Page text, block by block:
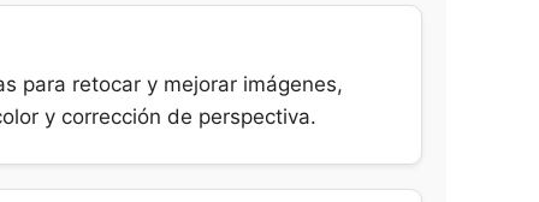
para retocar y mejorar imágenes,
y corrección de perspectiva.